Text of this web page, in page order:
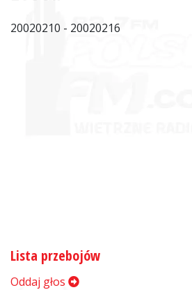
20020210 - 20020216
Lista przebojów
Oddaj głos